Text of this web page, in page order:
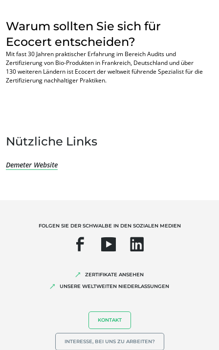
Fairer Handel
Qualität und Lebensmittelsicherheit
Warum sollten Sie sich für
Ecocert entscheiden?
Mit fast 30 Jahren praktischer Erfahrung im Bereich Audits und
Zertifizierung von Bio-Produkten in Frankreich, Deutschland und über
130 weiteren Ländern ist Ecocert der weltweit führende Spezialist für die
Zertifizierung nachhaltiger Praktiken.
Nützliche Links
Demeter Website
FOLGEN SIE DER SCHWALBE IN DEN SOZIALEN MEDIEN
ZERTIFIKATE ANSEHEN
UNSERE WELTWEITEN NIEDERLASSUNGEN
KONTAKT
INTERESSE, BEI UNS ZU ARBEITEN?